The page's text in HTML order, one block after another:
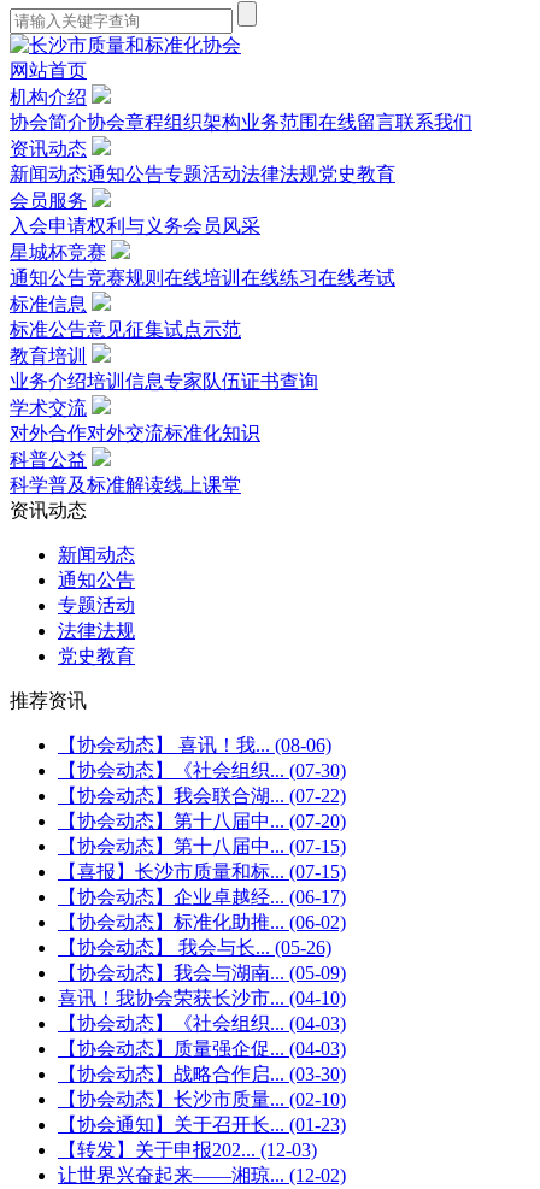
网站首页
机构介绍
协会简介协会章程组织架构业务范围在线留言联系我们
资讯动态
新闻动态通知公告专题活动法律法规党史教育
会员服务
入会申请权利与义务会员风采
星城杯竞赛
通知公告竞赛规则 在线培训 在线练习在线考试
标准信息
标准公告意见征集试点示范
教育培训
业务介绍培训信息专家队伍证书查询
学术交流
对外合作对外交流标准化知识
科普公益
科学普及标准解读线上课堂
资讯动态
新闻动态
通知公告
专题活动
法律法规
党史教育
推荐资讯
【协会动态】 喜讯！我... (08-06)
【协会动态】《社会组织... (07-30)
【协会动态】我会联合湖... (07-22)
【协会动态】第十八届中... (07-20)
【协会动态】第十八届中... (07-15)
【喜报】长沙市质量和标... (07-15)
【协会动态】企业卓越经... (06-17)
【协会动态】标准化助推... (06-02)
【协会动态】 我会与长... (05-26)
【协会动态】我会与湖南... (05-09)
喜讯！我协会荣获长沙市... (04-10)
【协会动态】《社会组织... (04-03)
【协会动态】质量强企促... (04-03)
【协会动态】战略合作启... (03-30)
【协会动态】长沙市质量... (02-10)
【协会通知】关于召开长... (01-23)
【转发】关于申报202... (12-03)
让世界兴奋起来——湘琼... (12-02)